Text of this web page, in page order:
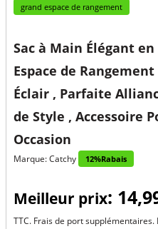
grand espace de rangement
Sac à Main Élégant
Espace de
Éclair , Parfaite
de Style , Accessoire
Occasion
Marque: Catchy 12%Rabais
Meilleur prix:
TTC. Frais de port